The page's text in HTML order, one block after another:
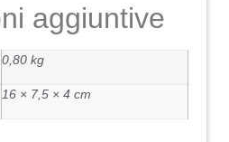
aggiuntive
0,80 kg
16 × 7,5 × 4 cm